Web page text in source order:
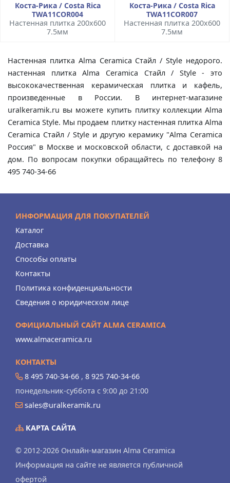
Коста-Рика / Costa Rica
TWA11COR004
Настенная плитка 200x600
7.5мм
Коста-Рика / Costa Rica
TWA11COR007
Настенная плитка 200x600
7.5мм
Настенная плитка Alma Ceramica Стайл / Style недорого.
настенная плитка Alma Ceramica Стайл / Style - это
высококачественная керамическая плитка и кафель,
произведенные в России. В интернет-магазине
uralkeramik.ru вы можете купить плитку коллекции Alma
Ceramica Style. Мы продаем плитку настенная плитка Alma
Ceramica Стайл / Style и другую керамику "Alma Ceramica
Россия" в Москве и московской области, с доставкой на
дом. По вопросам покупки обращайтесь по телефону 8
495 740-34-66
ИНФОРМАЦИЯ ДЛЯ ПОКУПАТЕЛЕЙ
Каталог
Доставка
Способы оплаты
Контакты
Политика конфиденциальности
Сведения о юридическом лице
ОФИЦИАЛЬНЫЙ САЙТ ALMA CERAMICA
www.almaceramica.ru
КОНТАКТЫ
8 495 740-34-66 , 8 925 740-34-66
понедельник-суббота с 9:00 до 21:00
sales@uralkeramik.ru
КАРТА САЙТА
© 2012-2026 Онлайн-магазин Alma Ceramica
Информация на сайте не является публичной
офертой